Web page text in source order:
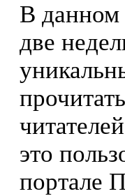
В данном
две
это
портале